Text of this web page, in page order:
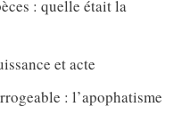
: quelle était la
et acte
: l’apophatisme